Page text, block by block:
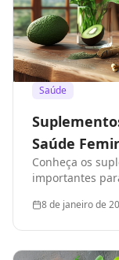
Saúde
Saúde
Conheça os
importantes
8 de janeiro de